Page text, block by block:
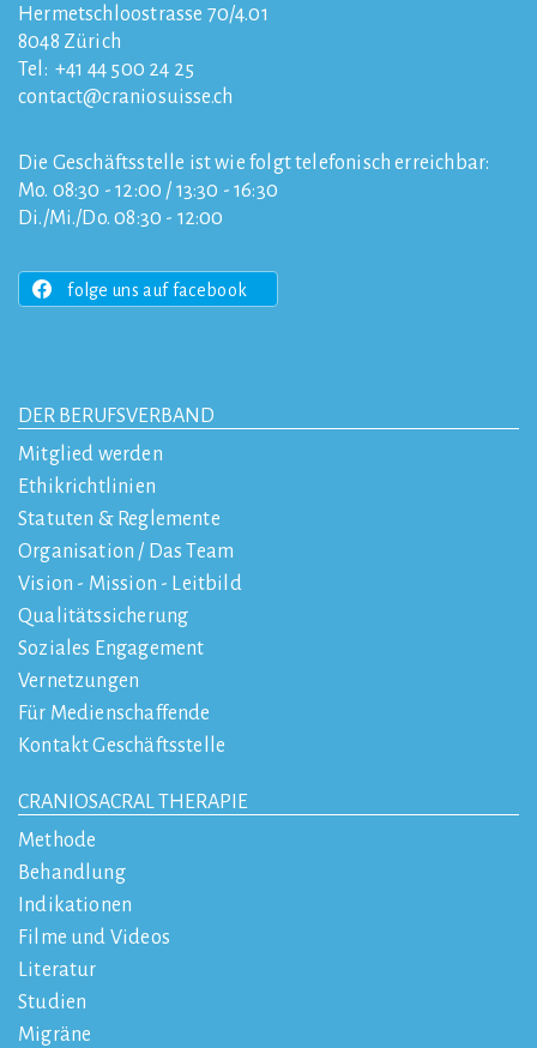
Hermetschloostrasse 70/4.01
8048 Zürich
Tel: +41 44 500 24 25
contact
craniosuisse.ch
Die Geschäftsstelle ist wie folgt telefonisch erreichbar:
Mo. 08:30 - 12:00 / 13:30 - 16:30
Di./Mi./Do. 08:30 - 12:00
folge uns auf facebook
DER BERUFSVERBAND
Mitglied werden
Ethikrichtlinien
Statuten & Reglemente
Organisation / Das Team
Vision - Mission - Leitbild
Qualitätssicherung
Soziales Engagement
Vernetzungen
Für Medienschaffende
Kontakt Geschäftsstelle
CRANIOSACRAL THERAPIE
Methode
Behandlung
Indikationen
Filme und Videos
Literatur
Studien
Migräne